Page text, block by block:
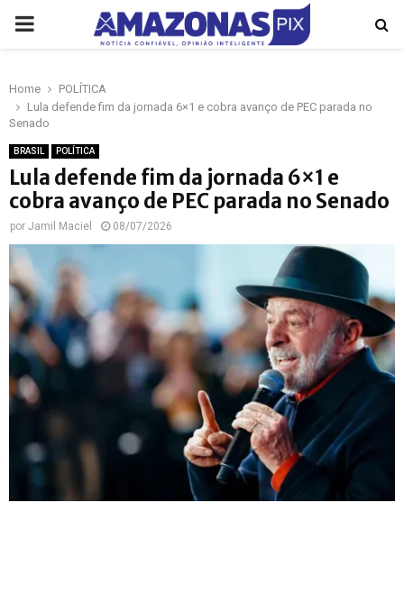
PRIMARY
Home
POLÍTICA
Lula defende fim da jornada 6×1 e cobra avanço de PEC parada no
Senado
BRASIL POLÍTICA
Lula defende fim da jornada 6×1 e
cobra avanço de PEC parada no Senado
por Jamil Maciel 08/07/2026